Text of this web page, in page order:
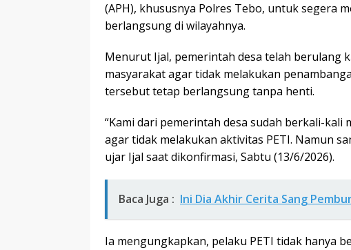
(APH), khususnya Polres Tebo, untuk segera
berlangsung di wilayahnya.
Menurut Ijal, pemerintah desa telah berulang
masyarakat agar tidak melakukan
tersebut tetap berlangsung tanpa henti.
“Kami dari pemerintah desa sudah berkali-
agar tidak melakukan aktivitas PETI. Namun
ujar Ijal saat dikonfirmasi, Sabtu (13/6/2026).
Baca Juga : Ini Dia Akhir Cerita Sang
Ia mengungkapkan, pelaku PETI tidak hanya